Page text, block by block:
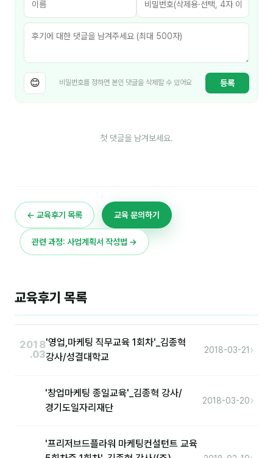
Maria
민광동
박혜랑
안정미
이미루
이옥겸
조안나
😊 비밀번호를 정하면 본인 댓글을 삭제할 수 있어요 등록
첫 댓글을 남겨보세요.
← 교육후기 목록 교육 문의하기
관련 과정: 사업계획서 작성법 →
교육후기 목록
2018
.03
'영업,마케팅 직무교육 1회차'_김종혁
강사/성결대학교
2018-03-21 ›
'창업마케팅 종일교육'_김종혁 강사/
경기도일자리재단
2018-03-20›
'프리저브드플라워 마케팅컨설턴트 교육